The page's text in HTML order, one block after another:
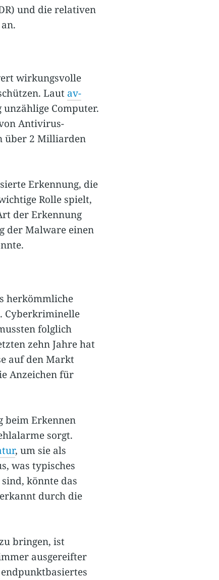
und die relativen
wirkungsvolle
Laut av-
Computer.
Antivirus-
über 2 Milliarden
Erkennung, die
Rolle spielt,
der Erkennung
der Malware einen
herkömmliche
Cyberkriminelle
folglich
zehn Jahre hat
auf den Markt
Anzeichen für
beim Erkennen
sorgt.
, um sie als
was typisches
könnte das
durch die
bringen, ist
ausgereifter